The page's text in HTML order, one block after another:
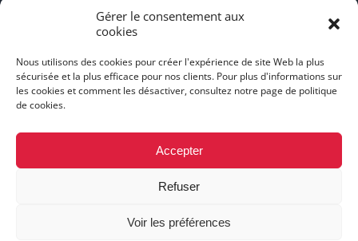
Gérer le consentement aux
cookies
Nous utilisons des cookies pour créer l'expérience de site Web la plus
sécurisée et la plus efficace pour nos clients. Pour plus d'informations sur
les cookies et comment les désactiver, consultez notre page de politique
de cookies.
Accepter
Refuser
Voir les préférences
Fonctionnalités
Forfait diamant
FAQ
Support
Mentions Légales